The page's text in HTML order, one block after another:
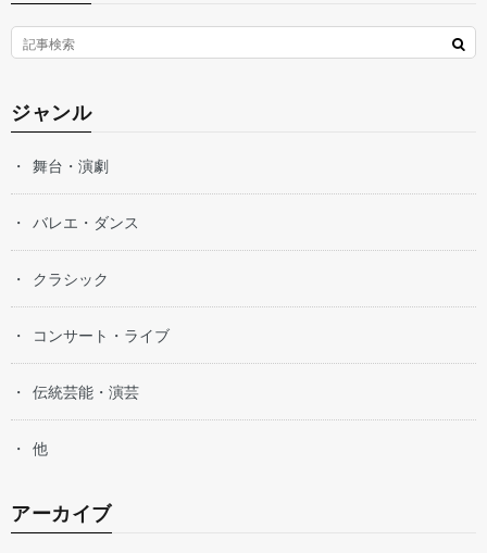
ジャンル
舞台・演劇
バレエ・ダンス
クラシック
コンサート・ライブ
伝統芸能・演芸
他
アーカイブ